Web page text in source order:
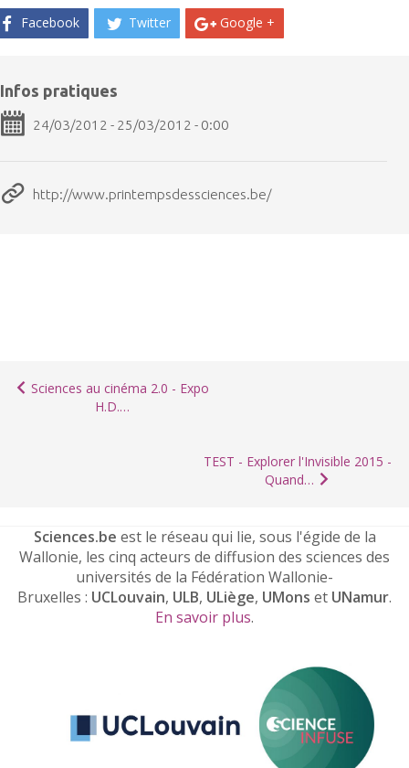
Facebook
Twitter Google +
Infos pratiques
24/03/2012 - 25/03/2012 - 0:00
http://www.printempsdessciences.be/
Sciences au cinéma 2.0 - Expo
H.D.…
TEST - Explorer l'Invisible 2015 -
Quand…
Sciences.be est le réseau qui lie, sous l'égide de la
Wallonie, les cinq acteurs de diffusion des sciences des
universités de la Fédération Wallonie-
Bruxelles : UCLouvain, ULB, ULiège, UMons et UNamur.
En savoir plus.